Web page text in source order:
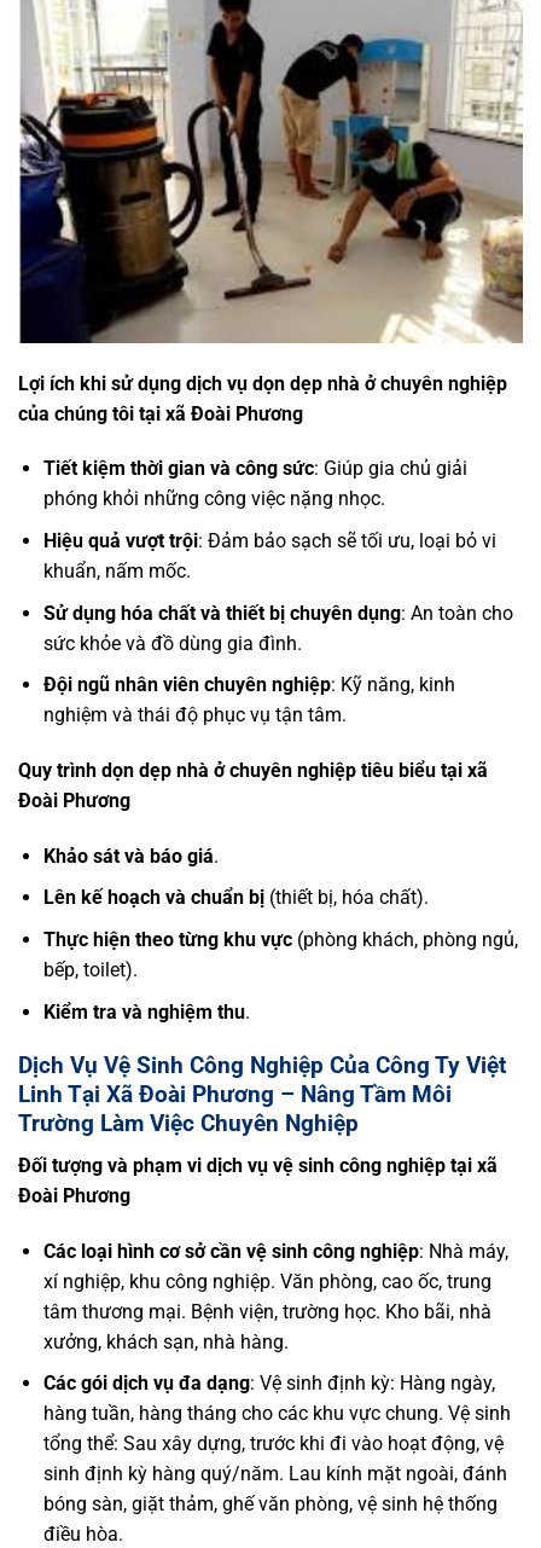
Lợi ích khi sử dụng dịch vụ dọn dẹp nhà ở chuyên nghiệp
của chúng tôi tại xã Đoài Phương
Tiết kiệm thời gian và công sức: Giúp gia chủ giải
phóng khỏi những công việc nặng nhọc.
Hiệu quả vượt trội: Đảm bảo sạch sẽ tối ưu, loại bỏ vi
khuẩn, nấm mốc.
Sử dụng hóa chất và thiết bị chuyên dụng: An toàn cho
sức khỏe và đồ dùng gia đình.
Đội ngũ nhân viên chuyên nghiệp: Kỹ năng, kinh
nghiệm và thái độ phục vụ tận tâm.
Quy trình dọn dẹp nhà ở chuyên nghiệp tiêu biểu tại xã
Đoài Phương
Khảo sát và báo giá.
Lên kế hoạch và chuẩn bị(thiết bị, hóa chất).
Thực hiện theo từng khu vực(phòng khách, phòng ngủ,
bếp, toilet).
Kiểm tra và nghiệm thu.
Dịch Vụ Vệ Sinh Công Nghiệp Của Công Ty Việt
Linh Tại Xã Đoài Phương – Nâng Tầm Môi
Trường Làm Việc Chuyên Nghiệp
Đối tượng và phạm vi dịch vụ vệ sinh công nghiệp tại xã
Đoài Phương
Các loại hình cơ sở cần vệ sinh công nghiệp: Nhà máy,
xí nghiệp, khu công nghiệp. Văn phòng, cao ốc, trung
tâm thương mại. Bệnh viện, trường học. Kho bãi, nhà
xưởng, khách sạn, nhà hàng.
Các gói dịch vụ đa dạng: Vệ sinh định kỳ: Hàng ngày,
hàng tuần, hàng tháng cho các khu vực chung. Vệ sinh
tổng thể: Sau xây dựng, trước khi đi vào hoạt động, vệ
sinh định kỳ hàng quý/năm. Lau kính mặt ngoài, đánh
bóng sàn, giặt thảm, ghế văn phòng, vệ sinh hệ thống
điều hòa.